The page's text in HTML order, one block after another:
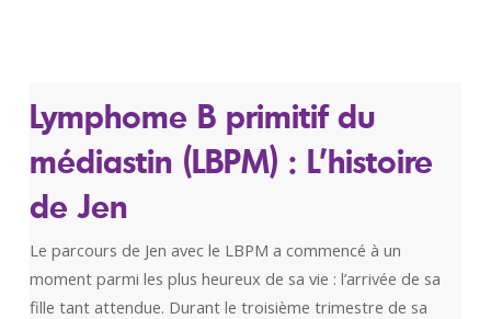
Lymphome B primitif du
médiastin (LBPM) : L’histoire
de Jen
Le parcours de Jen avec le LBPM a commencé à un
moment parmi les plus heureux de sa vie : l’arrivée de sa
fille tant attendue. Durant le troisième trimestre de sa